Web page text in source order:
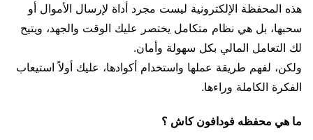
هذه المحفظة الإلكترونية ليست مجرد أداة لإرسال الأموال أو
سحبها، بل هي نظام متكامل يختصر عليك الوقت والجهد، ويتيح
لك التعامل المالي بكل سهولة وأمان.
ولكن، لفهم طريقة عملها واستخدام أكوادها، عليك أولاً استيعاب
الفكرة الكاملة وراءها.
ما هي محفظه فودافون كاش ؟